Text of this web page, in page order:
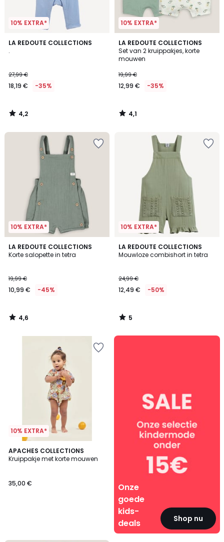
10% EXTRA*
LA REDOUTE COLLECTIONS
.
27,99 €
18,19 € -35%
4,2
4,2
/
10% EXTRA*
LA REDOUTE COLLECTIONS
Set van 2 kruippakjes, korte
mouwen
19,99 €
12,99 € -35%
4,1
/ 5
4,1
/
10% EXTRA*
LA REDOUTE COLLECTIONS
Korte salopette in tetra
19,99 €
10,99 € -45%
4,6
/ 5
4,6
/
10% EXTRA*
LA REDOUTE COLLECTIONS
Mouwloze combishort in tetra
24,99 €
12,49 € -50%
5
/
5
/
10% EXTRA*
APACHES COLLECTIONS
Kruippakje met korte mouwen
35,00 €
Onze
goede
kids-
deals
Shop nu
Onze